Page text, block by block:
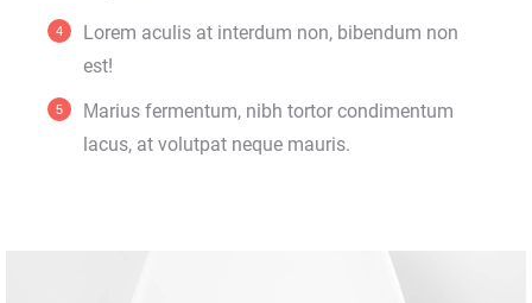
Lorem aculis at interdum non, bibendum non
est!
Мarius fermentum, nibh tortor condimentum
lacus, at volutpat neque mauris.